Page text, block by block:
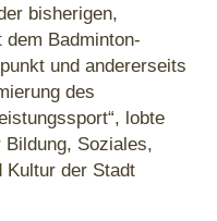
bisherigen,
Badminton-
und andererseits
des
lobte
Soziales,
Kultur der Stadt